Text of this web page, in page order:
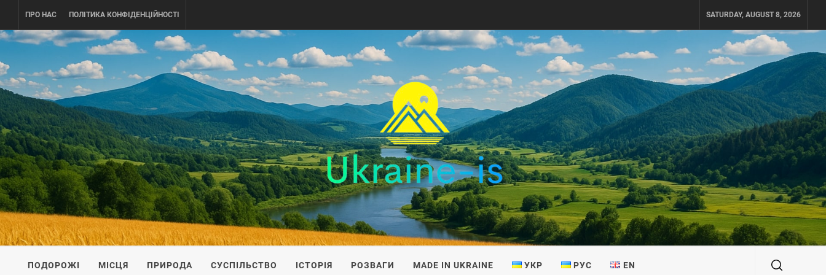
content
ПРО НАС ПОЛІТИКА КОНФІДЕНЦІЙНОСТІ SATURDAY, AUGUST 8, 2026
UKRAINE-IS
ПОДОРОЖI ПО УКРАЇНІ
ПОДОРОЖІ МІСЦЯ ПРИРОДА СУСПІЛЬСТВО ІСТОРІЯ РОЗВАГИ MADE IN UKRAINE УКР РУС EN